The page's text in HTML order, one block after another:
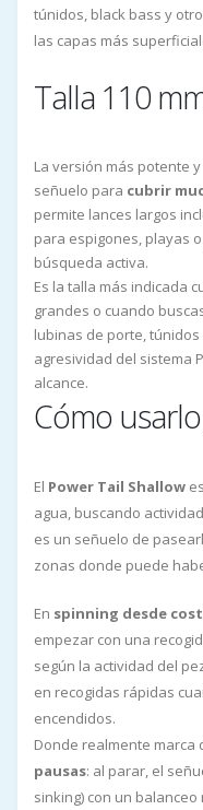
túnidos, black bass y
las capas más
Talla 110
La versión más potente
señuelo para cubrir
permite lances largos
para espigones, playas
búsqueda activa.
Es la talla más indicada
grandes o cuando
lubinas de porte,
agresividad del sistema
alcance.
Cómo
El Power Tail Shallow
agua, buscando
es un señuelo de
zonas donde puede
En spinning desde
empezar con una
según la actividad del
en recogidas rápidas
encendidos.
Donde realmente marca
pausas: al parar, el
sinking) con un